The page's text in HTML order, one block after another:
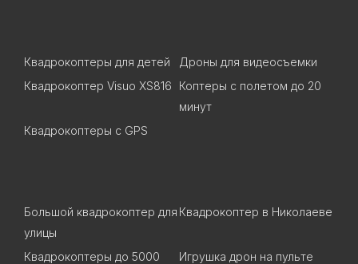
Квадрокоптеры для детей
Дроны для видеосъемки
Квадрокоптер Visuo XS816
Коптеры с полетом до 20
минут
Квадрокоптеры c GPS
Большой квадрокоптер для
улицы
Квадрокоптер в Николаеве
Квадрокоптеры до 5000 Игрушка дрон на пульте